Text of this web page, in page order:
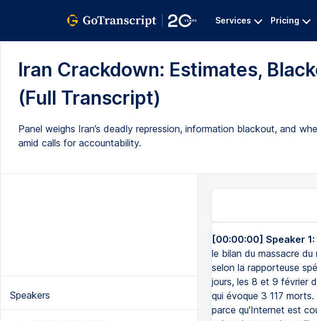
Services Pricing
Iran Crackdown: Estimates,
(Full Transcript)
Panel weighs Iran’s deadly repression, information blackout, and
amid calls for accountability.
Speakers
[00:00:00] Speaker 1:
le bilan du massacre
selon la rapporteuse
jours, les 8 et 9 février
qui évoque 3 117
parce qu'Internet est